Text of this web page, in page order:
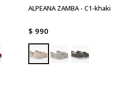
ALPEANA ZAMBA - C1-khaki
$ 990